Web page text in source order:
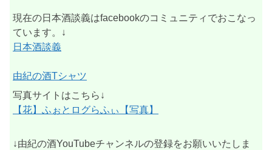
現在の日本酒談義はfacebookのコミュニティでおこなっ
ています。↓
日本酒談義
由紀の酒Tシャツ
写真サイトはこちら↓
【花】ふぉとログらふぃ【写真】
↓由紀の酒YouTubeチャンネルの登録をお願いいたしま